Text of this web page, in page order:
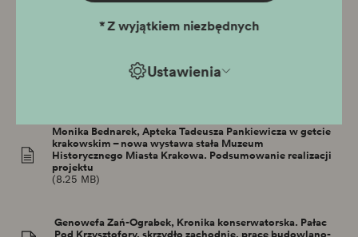
Ustawienia
*Z wyjątkiem niezbędnych
Muzeum Historycznym Miasta Krakowa w latach 2004–
Monika Bednarek, Apteka Tadeusza Pankiewicza w getcie
krakowskim – nowa wystawa stała Muzeum
Historycznego Miasta Krakowa. Podsumowanie realizacji
projektu
(8.25 MB)
Genowefa Zań-Ograbek, Kronika konserwatorska. Pałac